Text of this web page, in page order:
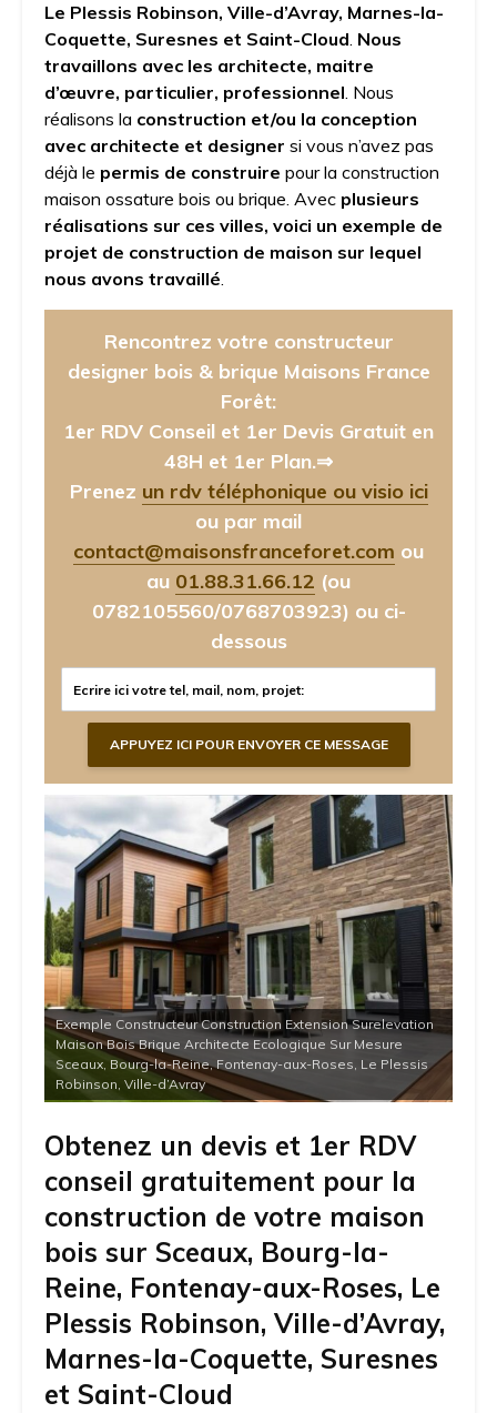
Le Plessis Robinson, Ville-d’Avray, Marnes-la-
Coquette, Suresnes et Saint-Cloud. Nous
travaillons avec les architecte, maitre
d’œuvre, particulier, professionnel. Nous
réalisons la construction et/ou la conception
avec architecte et designer si vous n’avez pas
déjà le permis de construire pour la construction
maison ossature bois ou brique. Avec plusieurs
réalisations sur ces villes, voici un exemple de
projet de construction de maison sur lequel
nous avons travaillé.
Rencontrez votre constructeur
designer bois & brique Maisons France
Forêt:
1er RDV Conseil et 1er Devis Gratuit en
48H et 1er Plan.⇒
Prenez un rdv téléphonique ou visio ici
ou par mail
contact@maisonsfranceforet.com ou
au 01.88.31.66.12 (ou
0782105560/0768703923) ou ci-
dessous
Exemple Constructeur Construction Extension Surelevation
Maison Bois Brique Architecte Ecologique Sur Mesure
Sceaux, Bourg-la-Reine, Fontenay-aux-Roses, Le Plessis
Robinson, Ville-d’Avray
Obtenez un devis et 1er RDV
conseil gratuitement pour la
construction de votre maison
bois sur Sceaux, Bourg-la-
Reine, Fontenay-aux-Roses, Le
Plessis Robinson, Ville-d’Avray,
Marnes-la-Coquette, Suresnes
et Saint-Cloud